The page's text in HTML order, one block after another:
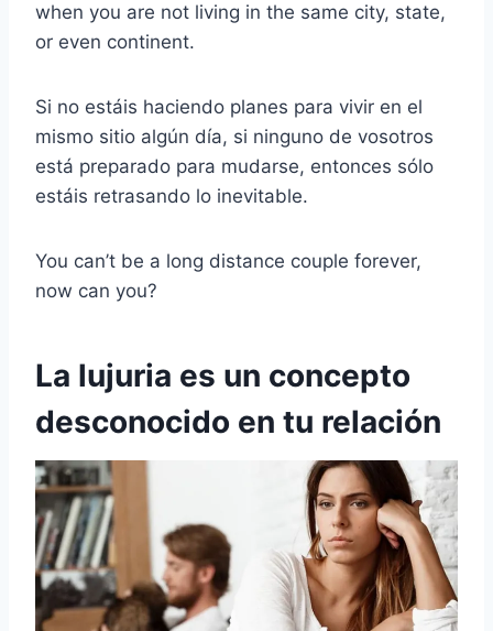
when you are not living in the same city, state,
or even continent.
Si no estáis haciendo planes para vivir en el
mismo sitio algún día, si ninguno de vosotros
está preparado para mudarse, entonces sólo
estáis retrasando lo inevitable.
You can’t be a long distance couple forever,
now can you?
La lujuria es un concepto
desconocido en tu relación